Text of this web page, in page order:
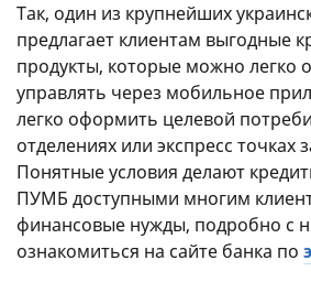
Так, один из крупнейших
предлагает клиентам выгодные
продукты, которые можно легко
управлять через мобильное
легко оформить целевой
отделениях или экспресс точках
Понятные условия делают
ПУМБ доступными многим
финансовые нужды, подробно с
ознакомиться на сайте банка по